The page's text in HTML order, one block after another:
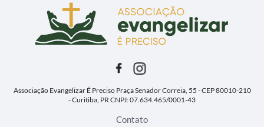
Associação Evangelizar É PrecisoPraça Senador Correia, 55 - CEP 80010-210
- Curitiba, PRCNPJ: 07.634.465/0001-43
Contato